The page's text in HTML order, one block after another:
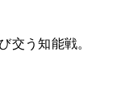
交う知能戦。